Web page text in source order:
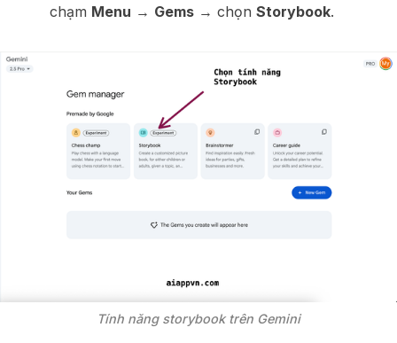
chạm Menu → Gems → chọn Storybook.
Tính năng storybook trên Gemini